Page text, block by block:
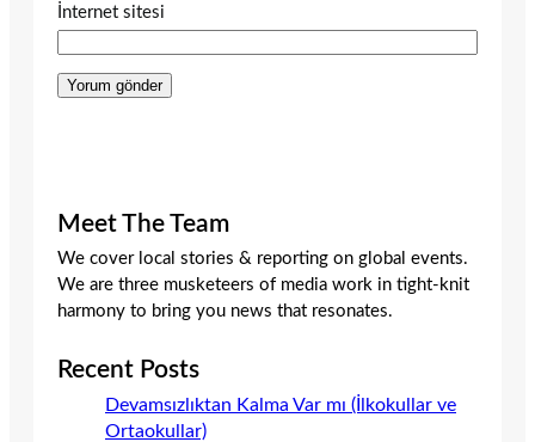
İnternet sitesi
Meet The Team
We cover local stories & reporting on global events.
We are three musketeers of media work in tight-knit
harmony to bring you news that resonates.
Recent Posts
Devamsızlıktan Kalma Var mı (İlkokullar ve
Ortaokullar)